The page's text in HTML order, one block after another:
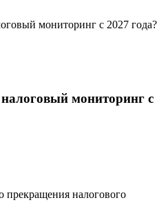
налоговый мониторинг с